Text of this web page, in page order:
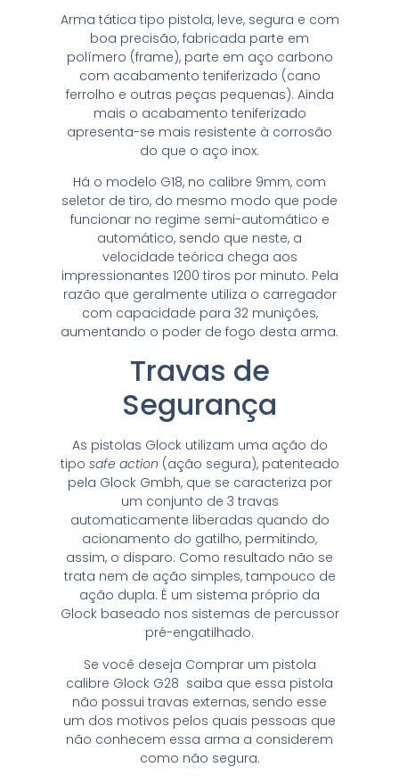
Arma tática tipo pistola, leve, segura e com
boa precisão, fabricada parte em
polímero (frame), parte em aço carbono
com acabamento teniferizado (cano
ferrolho e outras peças pequenas). Ainda
mais o acabamento teniferizado
apresenta-se mais resistente à corrosão
do que o aço inox.
Há o modelo G18, no calibre 9mm, com
seletor de tiro, do mesmo modo que pode
funcionar no regime semi-automático e
automático, sendo que neste, a
velocidade teórica chega aos
impressionantes 1200 tiros por minuto. Pela
razão que geralmente utiliza o carregador
com capacidade para 32 munições,
aumentando o poder de fogo desta arma.
Travas de
Segurança
As pistolas Glock utilizam uma ação do
tipo safe action (ação segura), patenteado
pela Glock Gmbh, que se caracteriza por
um conjunto de 3 travas
automaticamente liberadas quando do
acionamento do gatilho, permitindo,
assim, o disparo. Como resultado não se
trata nem de ação simples, tampouco de
ação dupla. É um sistema próprio da
Glock baseado nos sistemas de percussor
pré-engatilhado.
Se você deseja Comprar um pistola
calibre Glock G28 saiba que essa pistola
não possui travas externas, sendo esse
um dos motivos pelos quais pessoas que
não conhecem essa arma a considerem
como não segura.